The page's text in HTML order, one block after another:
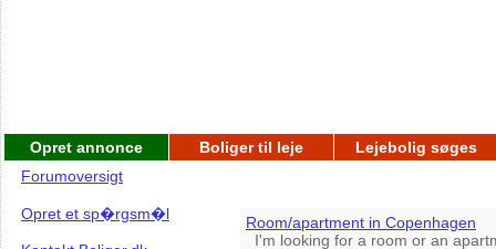
Opret annonce Boliger til leje
Lejebolig søges
Forumoversigt
Opret et sp�rgsm�l
Room/apartment in Copenhagen
I'm looking for a room or an